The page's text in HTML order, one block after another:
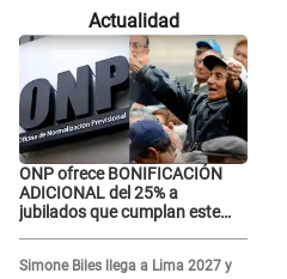
Actualidad
ONP ofrece BONIFICACIÓN
ADICIONAL del 25% a
jubilados que cumplan este
Simone Biles llega a Lima 2027 y